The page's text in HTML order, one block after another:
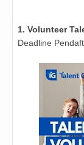
1. Volunteer
Deadline